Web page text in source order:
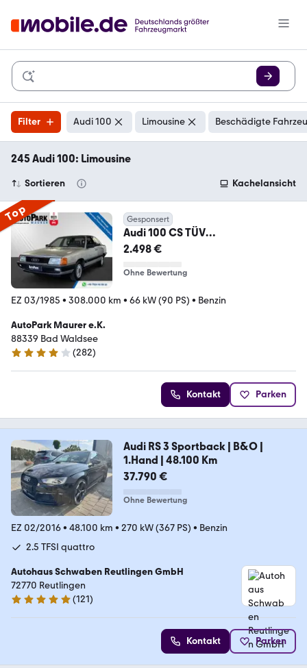
Filter Audi 100 Limousine Beschädigte
245 Audi 100: Limousine
Sortieren Kachelansicht
Top Gesponsert
Audi 100 CS TÜV
möglich*Alufelgen*SD
2.498 €
Ohne Bewertung
EZ 03/1985 • 308.000 km • 66 kW (90 PS) • Benzin
AutoPark Maurer e.K.
88339 Bad Waldsee
4 Sterne
(282)
Kontakt Parken
Audi RS 3 Sportback | B&O |
1.Hand | 48.100 Km
37.790 €
Ohne Bewertung
EZ 02/2016• 48.100 km • 270 kW (367 PS) • Benzin
2.5 TFSI quattro
Autohaus Schwaben Reutlingen GmbH
72770 Reutlingen
5 Sterne
(121)
Kontakt Parken